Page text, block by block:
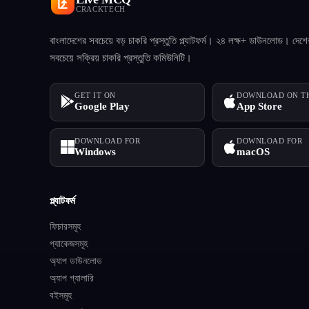
CRACKTECH
বাংলাদেশের সবচেয়ে বড় চাকরি প্রস্তুতি প্ল্যাটফর্ম। ২৪ লক্ষ+ ডাউনলোড।
সবচেয়ে সক্রিয় চাকরি প্রস্তুতি কমিউনিটি।
GET IT ON
Google Play
DOWNLOAD ON
App Store
DOWNLOAD FOR
Windows
DOWNLOAD FOR
macOS
প্ল্যাটফর্ম
ফিচারসমূহ
প্যাকেজসমূহ
অ্যাপ ডাউনলোড
অ্যাপ গ্যালারি
বইসমূহ